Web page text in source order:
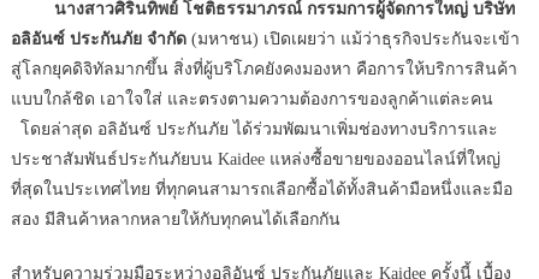
นางสาวศิรินทิพย์ โชติธรรมาภรณ์ กรรมการผู้จัดการใหญ่ บริษัท
อลิอันซ์ ประกันภัย จำกัด(มหาชน) เปิดเผยว่า แม้ว่าธุรกิจประกันจะเข้า
สู่โลกยุคดิจิทัลมากขึ้น สิ่งที่ผู้บริโภคยังคงมองหา คือการให้บริการสินค้า
แบบใกล้ชิด เอาใจใส่ และตรงตามความต้องการของลูกค้าแต่ละคน
โดยล่าสุด อลิอันซ์ ประกันภัย ได้ร่วมพัฒนาเพิ่มช่องทางบริการและ
ประชาสัมพันธ์ประกันภัยบน Kaidee แหล่งซื้อขายของออนไลน์ที่ใหญ่
ที่สุดในประเทศไทย ที่ทุกคนสามารถเลือกซื้อได้ทั้งสินค้ามือหนึ่งและมือ
สอง มีสินค้าหลากหลายให้กับทุกคนได้เลือกกัน
สำหรับความร่วมมือระหว่างอลิอันซ์ ประกันภัยและ Kaidee ครั้งนี้ เบื้อง